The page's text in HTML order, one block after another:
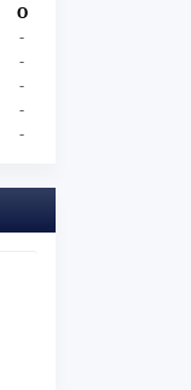
О
-
-
-
-
-